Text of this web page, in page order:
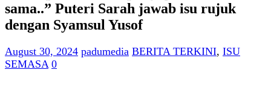
sama..” Puteri Sarah jawab isu rujuk
dengan Syamsul Yusof
August 30, 2024 padumedia BERITA TERKINI, ISU
SEMASA 0